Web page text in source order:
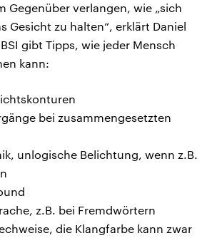
Gegenüber verlangen, wie „sich
Gesicht zu halten“, erklärt Daniel
gibt Tipps, wie jeder Mensch
kann:
bei zusammengesetzten
unlogische Belichtung, wenn z.B.
z.B. bei Fremdwörtern
die Klangfarbe kann zwar